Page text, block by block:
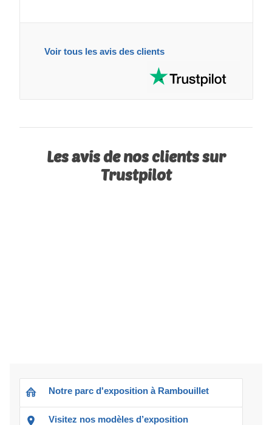
Voir tous les avis des clients
Les avis de nos clients sur
Trustpilot
Notre parc d'exposition à Rambouillet
Visitez nos modèles d’exposition